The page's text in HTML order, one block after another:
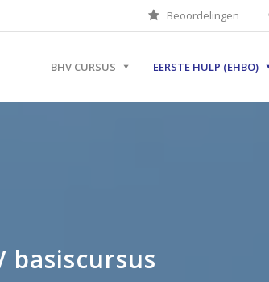
Beoordelingen
BHV CURSUS EERSTE HULP (EHBO)
basiscursus